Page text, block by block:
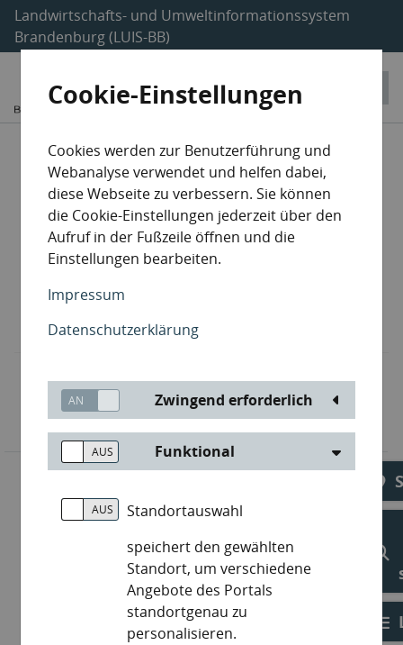
Landwirtschafts- und Umweltinformationssystem
Brandenburg (LUIS-BB)
Entsorgungsanlagen
Sammler / Beförderer
Havarieentsorger
Lehrgangsträger
Cookie-Einstellungen
Cookies werden zur Benutzerführung und
Webanalyse verwendet und helfen dabei,
diese Webseite zu verbessern. Sie können
die Cookie-Einstellungen jederzeit über den
Aufruf in der Fußzeile öffnen und die
Einstellungen bearbeiten.
Impressum
Datenschutzerklärung
Zwingend erforderlich
Funktional
Standortauswahl
speichert den gewählten
Standort, um verschiedene
Angebote des Portals
standortgenau zu
personalisieren.